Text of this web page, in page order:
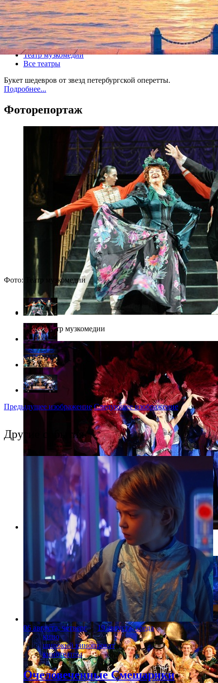
27 августа 2012, понедельник-29 августа 2012, среда
Версия для печати
Все концерты
Театр музкомедии
Все театры
Букет шедевров от звезд петербургской оперетты.
Подробнее...
Фоторепортаж
Фото: Театр музкомедии
Фото: Театр музкомедии
Фото: Театр музкомедии
Предыдущее изображение Следующее изображение
Другие события
06 августа, четверг- 19 августа, среда
кино
широкий кинопрокат
кинотеатры
Очеловеченные Смешарики